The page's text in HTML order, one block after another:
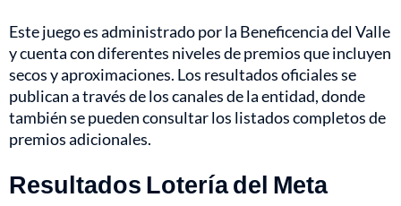
Este juego es administrado por la Beneficencia del Valle
y cuenta con diferentes niveles de premios que incluyen
secos y aproximaciones. Los resultados oficiales se
publican a través de los canales de la entidad, donde
también se pueden consultar los listados completos de
premios adicionales.
Resultados Lotería del Meta